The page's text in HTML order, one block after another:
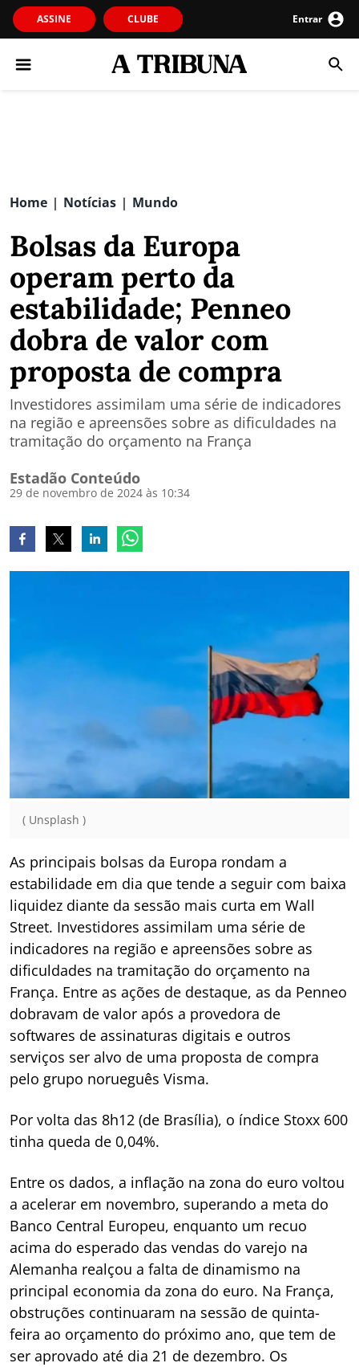
ASSINE CLUBE Entrar
Home | Notícias | Mundo
Bolsas da Europa
operam perto da
estabilidade; Penneo
dobra de valor com
proposta de compra
Investidores assimilam uma série de indicadores
na região e apreensões sobre as dificuldades na
tramitação do orçamento na França
Estadão Conteúdo
29 de novembro de 2024 às 10:34
( Unsplash )
As principais bolsas da Europa rondam a
estabilidade em dia que tende a seguir com baixa
liquidez diante da sessão mais curta em Wall
Street. Investidores assimilam uma série de
indicadores na região e apreensões sobre as
dificuldades na tramitação do orçamento na
França. Entre as ações de destaque, as da Penneo
dobravam de valor após a provedora de
softwares de assinaturas digitais e outros
serviços ser alvo de uma proposta de compra
pelo grupo norueguês Visma.
Por volta das 8h12 (de Brasília), o índice Stoxx 600
tinha queda de 0,04%.
Entre os dados, a inflação na zona do euro voltou
a acelerar em novembro, superando a meta do
Banco Central Europeu, enquanto um recuo
acima do esperado das vendas do varejo na
Alemanha realçou a falta de dinamismo na
principal economia da zona do euro. Na França,
obstruções continuaram na sessão de quinta-
feira ao orçamento do próximo ano, que tem de
ser aprovado até dia 21 de dezembro. Os